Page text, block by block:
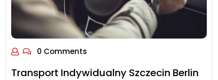
0 Comments
Transport Indywidualny Szczecin Berlin